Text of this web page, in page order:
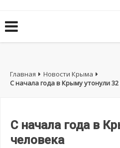
Главная
Новости Крыма
С начала года в Крыму утонули
С начала года в
человека